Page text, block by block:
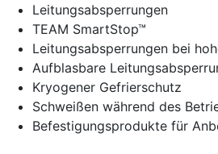
Leitungsabsperrungen
TEAM SmartStop™
Leitungsabsperrungen bei
Aufblasbare
Kryogener Gefrierschutz
Schweißen während des
Befestigungsprodukte für